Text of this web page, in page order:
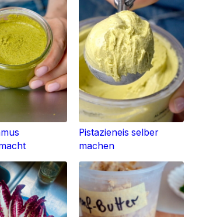
Pistazieneis selber
machen